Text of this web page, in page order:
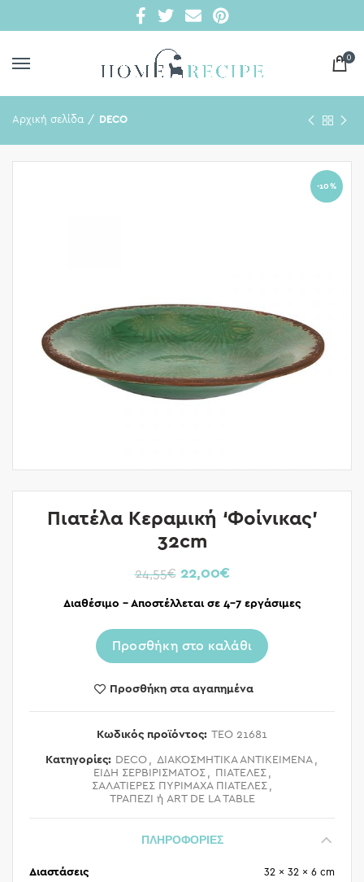
0
Αρχική σελίδα DECO
-10%
Πιατέλα Κεραμική ‘Φοίνικας’
32cm
24,55€ 22,00€
Διαθέσιμο – Αποστέλλεται σε 4-7 εργάσιμες
Προσθήκη στο καλάθι
Προσθήκη στα αγαπημένα
Κωδικός προϊόντος: TEO 21681
Κατηγορίες: DECO , ΔΙΑΚΟΣΜΗΤΙΚΑ ΑΝΤΙΚΕΙΜΕΝΑ ,
ΕΙΔΗ ΣΕΡΒΙΡΙΣΜΑΤΟΣ , ΠΙΑΤΕΛΕΣ ,
ΣΑΛΑΤΙΕΡΕΣ ΠΥΡΙΜΑΧΑ ΠΙΑΤΕΛΕΣ ,
ΤΡΑΠΕΖΙ ή ART DE LA TABLE
ΠΛΗΡΟΦΟΡΙΕΣ
Διαστάσεις 32 × 32 × 6 cm